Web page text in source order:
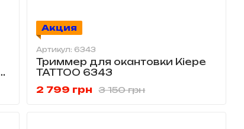
Акция
Артикул: 6343
Триммер для окантовки Kiepe
TATTOO 6343
3 150 грн
2 799 грн